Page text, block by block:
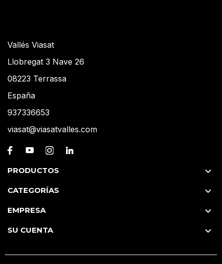
Vallés Viasat
Llobregat 3 Nave 26
08223 Terrassa
España
937336653
viasat@viasatvalles.com
PRODUCTOS 
CATEGORÍAS 
EMPRESA 
SU CUENTA 